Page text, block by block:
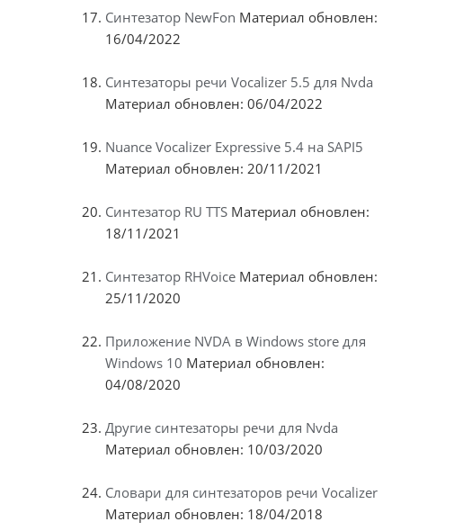
Синтезатор NewFon Материал обновлен:
16/04/2022
Синтезаторы речи Vocalizer 5.5 для Nvda
Материал обновлен: 06/04/2022
Nuance Vocalizer Expressive 5.4 на SAPI5
Материал обновлен: 20/11/2021
Синтезатор RU TTS Материал обновлен:
18/11/2021
Синтезатор RHVoice Материал обновлен:
25/11/2020
Приложение NVDA в Windows store для
Windows 10 Материал обновлен:
04/08/2020
Другие синтезаторы речи для Nvda
Материал обновлен: 10/03/2020
Словари для синтезаторов речи Vocalizer
Материал обновлен: 18/04/2018